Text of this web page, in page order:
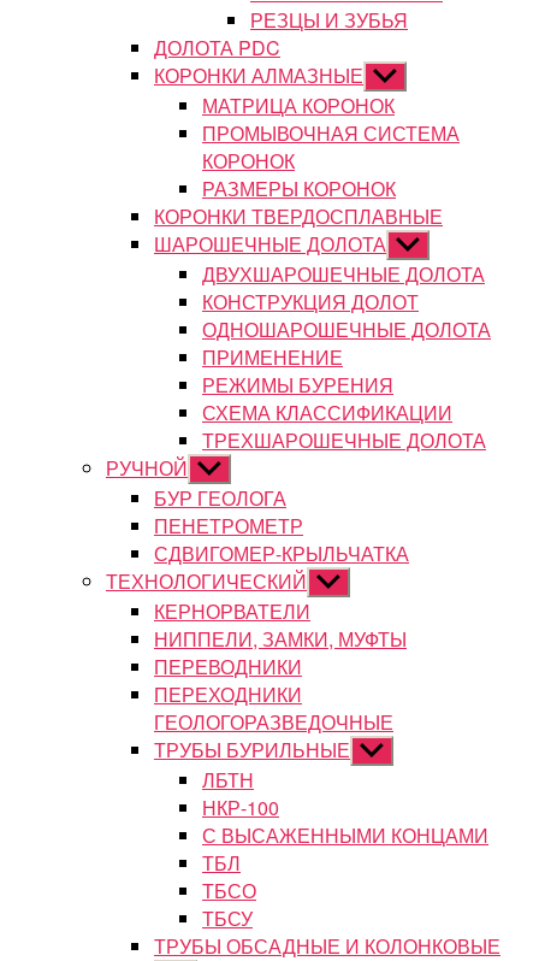
РЕЗЦЫ И ЗУБЬЯ
ДОЛОТА PDC
КОРОНКИ АЛМАЗНЫЕ Показывать
подменю
МАТРИЦА КОРОНОК
ПРОМЫВОЧНАЯ СИСТЕМА
КОРОНОК
РАЗМЕРЫ КОРОНОК
КОРОНКИ ТВЕРДОСПЛАВНЫЕ
ШАРОШЕЧНЫЕ ДОЛОТА Показывать
подменю
ДВУХШАРОШЕЧНЫЕ ДОЛОТА
КОНСТРУКЦИЯ ДОЛОТ
ОДНОШАРОШЕЧНЫЕ ДОЛОТА
ПРИМЕНЕНИЕ
РЕЖИМЫ БУРЕНИЯ
СХЕМА КЛАССИФИКАЦИИ
ТРЕХШАРОШЕЧНЫЕ ДОЛОТА
РУЧНОЙ Показывать
подменю
БУР ГЕОЛОГА
ПЕНЕТРОМЕТР
СДВИГОМЕР-КРЫЛЬЧАТКА
ТЕХНОЛОГИЧЕСКИЙ Показывать
подменю
КЕРНОРВАТЕЛИ
НИППЕЛИ, ЗАМКИ, МУФТЫ
ПЕРЕВОДНИКИ
ПЕРЕХОДНИКИ
ГЕОЛОГОРАЗВЕДОЧНЫЕ
ТРУБЫ БУРИЛЬНЫЕ Показывать
подменю
ЛБТН
НКР-100
С ВЫСАЖЕННЫМИ КОНЦАМИ
ТБЛ
ТБСО
ТБСУ
ТРУБЫ ОБСАДНЫЕ И КОЛОНКОВЫЕ